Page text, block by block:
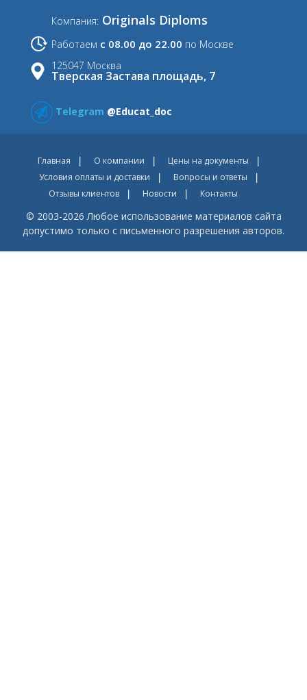
Компания: Originals Diploms
Работаем с 08.00 до 22.00 по Москве
125047 Москва
Тверская Застава площадь, 7
Telegram @Educat_doc
Главная О компании
Цены на документы
Условия оплаты и доставки
Вопросы и ответы
Отзывы клиентов
Новости Контакты
© 2003-2026 Любое использование материалов сайта
допустимо только с письменного разрешения авторов.